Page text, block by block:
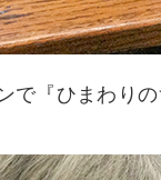
で『ひまわり